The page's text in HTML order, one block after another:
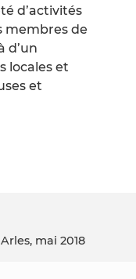
d’activités
membres de
d’un
locales et
et
mai 2018